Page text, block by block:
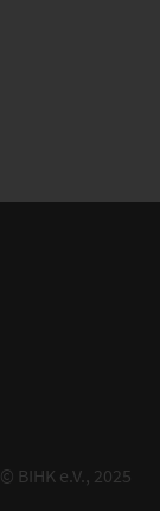
© BIHK e.V., 2025